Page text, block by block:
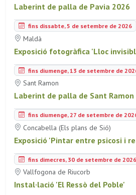
Laberint de palla de Pavia 2026
fins dissabte, 5 de setembre de 2026
Maldà
Exposició fotogràfica 'Lloc
fins diumenge, 13 de setembre de
Sant Ramon
Laberint de palla de Sant Ramon
fins diumenge, 27 de setembre de
Concabella (Els plans de Sió)
Exposició 'Pintar entre psicosi i
fins dimecres, 30 de setembre de 2026
Vallfogona de Riucorb
Instal·lació 'El Ressò del Poble'